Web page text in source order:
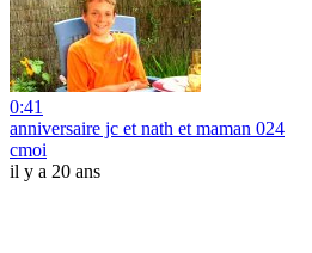
0:41
anniversaire jc et nath et maman 024
cmoi
il y a 20 ans